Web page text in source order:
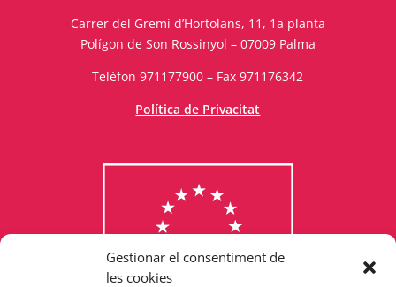
Gestionar el consentiment de
les cookies
Carrer del Gremi d’Hortolans, 11, 1a planta
Polígon de Son Rossinyol – 07009 Palma
Telèfon 971177900 – Fax 971176342
Política de Privacitat